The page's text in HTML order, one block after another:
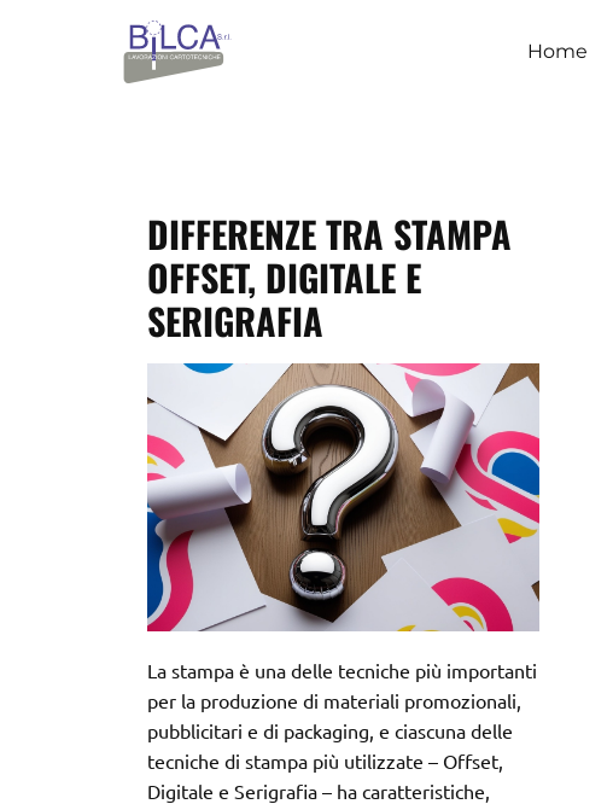
Home
DIFFERENZE TRA STAMPA
OFFSET, DIGITALE E
SERIGRAFIA
La stampa è una delle tecniche più importanti
per la produzione di materiali promozionali,
pubblicitari e di packaging, e ciascuna delle
tecniche di stampa più utilizzate – Offset,
Digitale e Serigrafia – ha caratteristiche,